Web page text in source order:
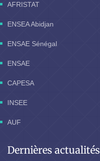
AFRISTAT
ENSEA Abidjan
ENSAE Sénégal
ENSAE
CAPESA
INSEE
AUF
Dernières actualités